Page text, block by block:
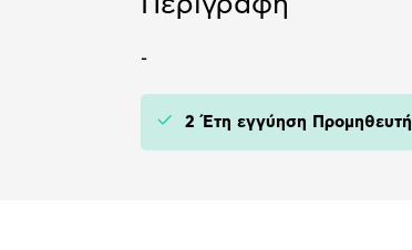
-
2 Έτη εγγύηση Προμηθευτή